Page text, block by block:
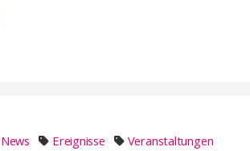
News Ereignisse Veranstaltungen